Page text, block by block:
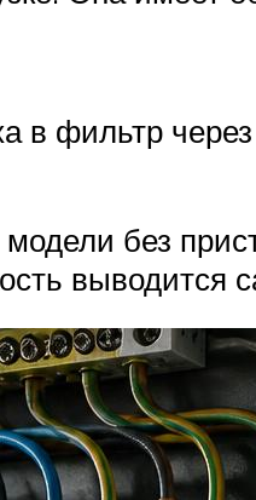
в фильтр
без
выводится